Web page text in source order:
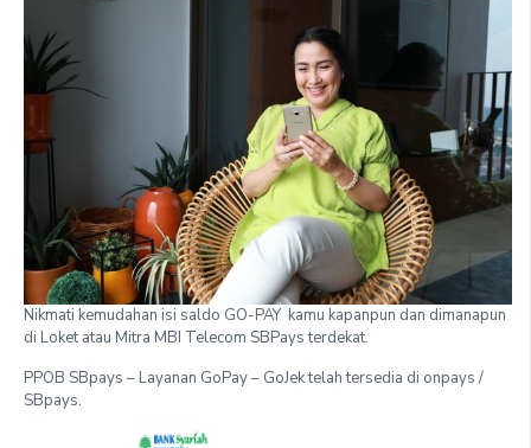
Nikmati kemudahan isi saldo GO-PAY kamu kapanpun dan dimanapun
di Loket atau Mitra MBI Telecom SBPays terdekat.
PPOB SBpays – Layanan GoPay – GoJek telah tersedia di onpays /
SBpays.